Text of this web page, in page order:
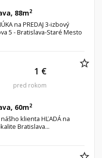
88m2
na PREDAJ 3-izbový
5 - Bratislava-Staré Mesto
60m2
klienta HĽADÁ na
Bratislava...
1 €
pred rokom